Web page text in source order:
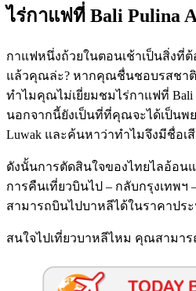
ไร่กาแฟที่ Bali Pulina
กาแฟหนึ่งถ้วยในตอนเช้าเป็นสิ่งที่
แล้วคุณล่ะ? หากคุณชื่นชอบรสชา
ทำไมคุณไม่เยี่ยมชมไร่กาแฟที่ Bali
นอกจากนี้ยังเป็นที่ที่คุณจะได้เป็นพ
Luwak และค้นหาว่าทำไมจึงมีชื่อเ
ดังนั้นการตัดสินใจของไทยไลอ้อน
การคืนเที่ยวบินไป – กลับกรุงเทพฯ
สามารถบินไปบาหลีได้ในราคาปร
สนใจไปเที่ยวบาหลีไหม คุณสามาร